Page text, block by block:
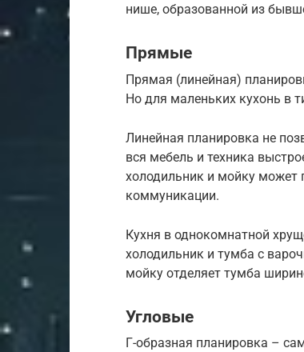
нише, образованной из
Прямые
Прямая (линейная)
Но для маленьких кухонь в
Линейная планировка не
вся мебель и техника
холодильник и мойку может
коммуникации.
Кухня в однокомнатной
холодильник и тумба с
мойку отделяет тумба
Угловые
Г-образная планировка –